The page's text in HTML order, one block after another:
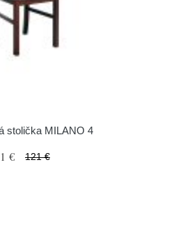
stolička MILANO 4
€ 121 €